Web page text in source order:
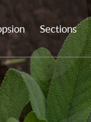
Sections